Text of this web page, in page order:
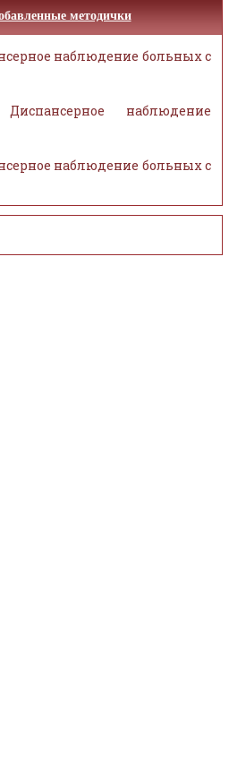
методички
наблюдение больных с
наблюдение
наблюдение больных с